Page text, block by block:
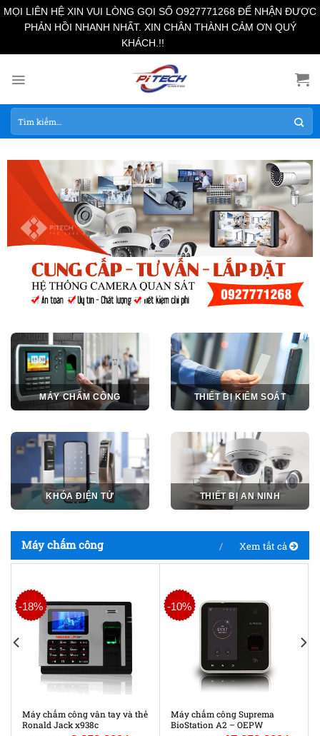
MỌI LIÊN HỆ XIN VUI LÒNG GỌI SỐ O927771268 ĐỂ NHẬN ĐƯỢC
PHẢN HỒI NHANH NHẤT. XIN CHÂN THÀNH CẢM ƠN QUÝ
KHÁCH.!!
Tìm
kiếm:
MÁY CHẤM CÔNG THIẾT BỊ KIỂM SOÁT
KHÓA ĐIỆN TỬ THIẾT BỊ AN NINH
Máy chấm công Xem tất cả
-18%
Máy chấm công vân tay và thẻ
Ronald Jack x938c
-10%
Máy chấm công Suprema
BioStation A2 – OEPW